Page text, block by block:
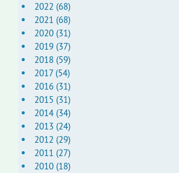
2022 (68)
2021 (68)
2020 (31)
2019 (37)
2018 (59)
2017 (54)
2016 (31)
2015 (31)
2014 (34)
2013 (24)
2012 (29)
2011 (27)
2010 (18)